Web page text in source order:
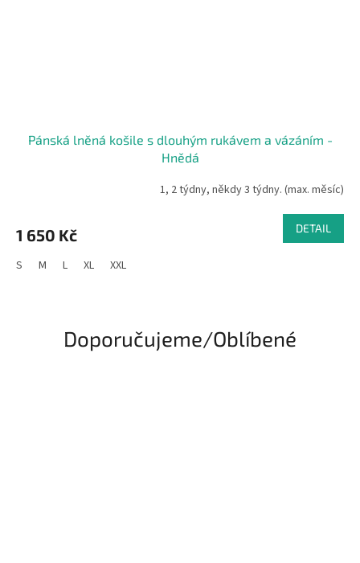
Pánská lněná košile s dlouhým rukávem a vázáním -
Hnědá
1, 2 týdny, někdy 3 týdny. (max. měsíc)
1 650 Kč DETAIL
S M L XL XXL
Doporučujeme/Oblíbené